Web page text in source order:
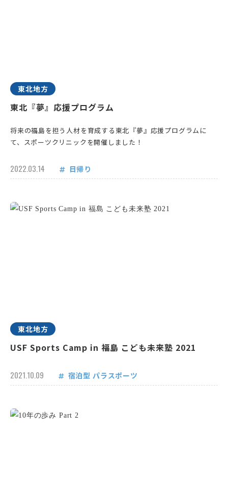
東北地方
東北『夢』応援プログラム
将来の福島を担う人材を育成する東北『夢』応援プログラムに
て、スポーツクリニックを開催しました！
2022.03.14 日帰り
東北地方
USF Sports Camp in 福島 こども未来塾 2021
2021.10.09 宿泊型 パラスポーツ